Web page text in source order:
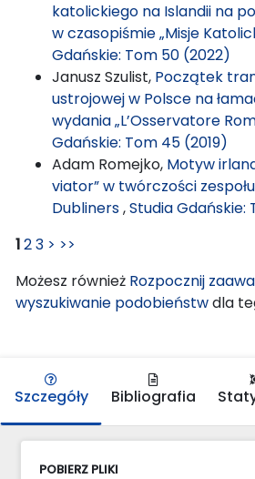
katolickiego na Islandii na
w czasopiśmie „Misje
Gdańskie: Tom 50 (2022)
Janusz Szulist, Początek
ustrojowej w Polsce na
wydania „L’Osservatore
Gdańskie: Tom 45 (2019)
Adam Romejko, Motyw
viator” w twórczości
Dubliners,Studia Gdańskie:
123 > >>
Możesz również Rozpocznij
wyszukiwanie podobieństwdla
Szczegóły Bibliografia
POBIERZ PLIKI